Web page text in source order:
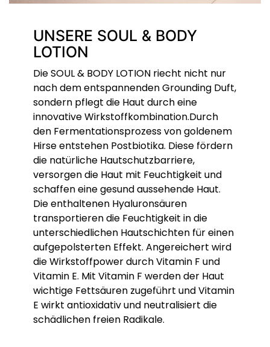
UNSERE SOUL & BODY
LOTION
Die SOUL & BODY LOTION riecht nicht nur
nach dem entspannenden Grounding Duft,
sondern pflegt die Haut durch eine
innovative Wirkstoffkombination.Durch
den Fermentationsprozess von goldenem
Hirse entstehen Postbiotika. Diese fördern
die natürliche Hautschutzbarriere,
versorgen die Haut mit Feuchtigkeit und
schaffen eine gesund aussehende Haut.
Die enthaltenen Hyaluronsäuren
transportieren die Feuchtigkeit in die
unterschiedlichen Hautschichten für einen
aufgepolsterten Effekt. Angereichert wird
die Wirkstoffpower durch Vitamin F und
Vitamin E. Mit Vitamin F werden der Haut
wichtige Fettsäuren zugeführt und Vitamin
E wirkt antioxidativ und neutralisiert die
schädlichen freien Radikale.